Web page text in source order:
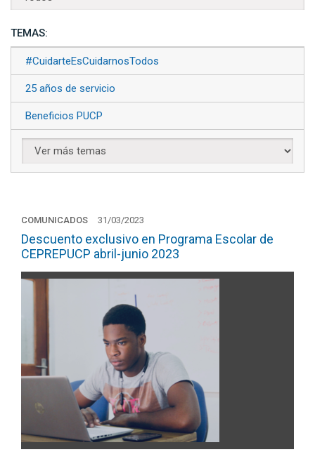
TEMAS:
#CuidarteEsCuidarnosTodos
25 años de servicio
Beneficios PUCP
COMUNICADOS 31/03/2023
Descuento exclusivo en Programa Escolar de
CEPREPUCP abril-junio 2023